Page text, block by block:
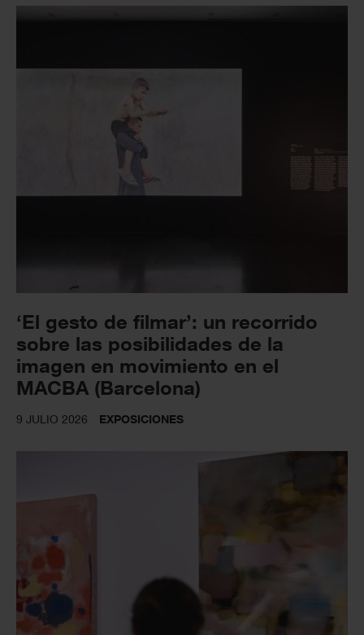
‘El gesto de filmar’: un recorrido
sobre las posibilidades de la
imagen en movimiento en el
MACBA (Barcelona)
9 JULIO 2026 EXPOSICIONES